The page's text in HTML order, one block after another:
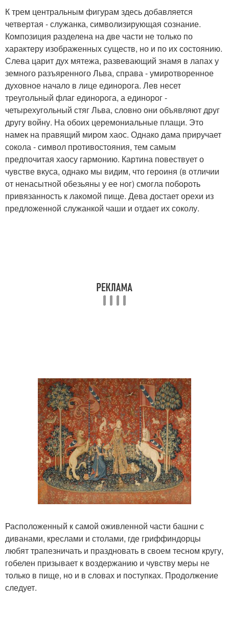
К трем центральным фигурам здесь добавляется
четвертая - служанка, символизирующая сознание.
Композиция разделена на две части не только по
характеру изображенных существ, но и по их состоянию.
Слева царит дух мятежа, развевающий знамя в лапах у
земного разъяренного Льва, справа - умиротворенное
духовное начало в лице единорога. Лев несет
треугольный флаг единорога, а единорог -
четырехугольный стяг Льва, словно они объявляют друг
другу войну. На обоих церемониальные плащи. Это
намек на правящий миром хаос. Однако дама приручает
сокола - символ противостояния, тем самым
предпочитая хаосу гармонию. Картина повествует о
чувстве вкуса, однако мы видим, что героиня (в отличии
от ненасытной обезьяны у ее ног) смогла побороть
привязанность к лакомой пище. Дева достает орехи из
предложенной служанкой чаши и отдает их соколу.
Расположенный к самой оживленной части башни с
диванами, креслами и столами, где гриффиндорцы
любят трапезничать и праздновать в своем тесном кругу,
гобелен призывает к воздержанию и чувству меры не
только в пище, но и в словах и поступках. Продолжение
следует.